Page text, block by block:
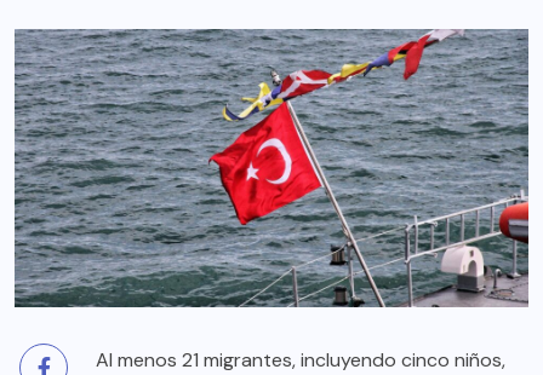
Al menos 21 migrantes, incluyendo cinco niños,